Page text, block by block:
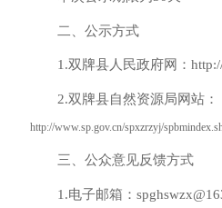
二、公示方式
1.双牌县人民政府网：
2.双牌县自然资源局网站：
http://www.sp.gov.cn/spxzrzyj/
三、公众意见反馈方式
1.电子邮箱：